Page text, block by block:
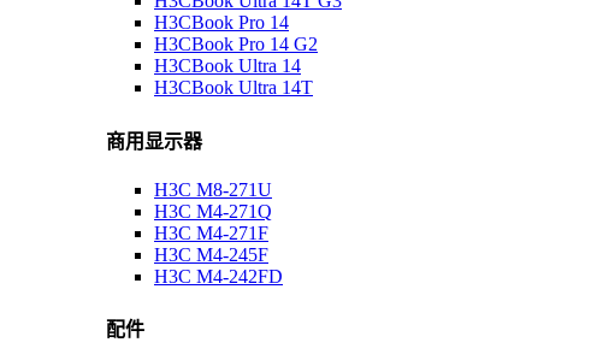
H3CBook Pro 14
H3CBook Pro 14 G2
H3CBook Ultra 14
H3CBook Ultra 14T
商用显示器
H3C M8-271U
H3C M4-271Q
H3C M4-271F
H3C M4-245F
H3C M4-242FD
配件